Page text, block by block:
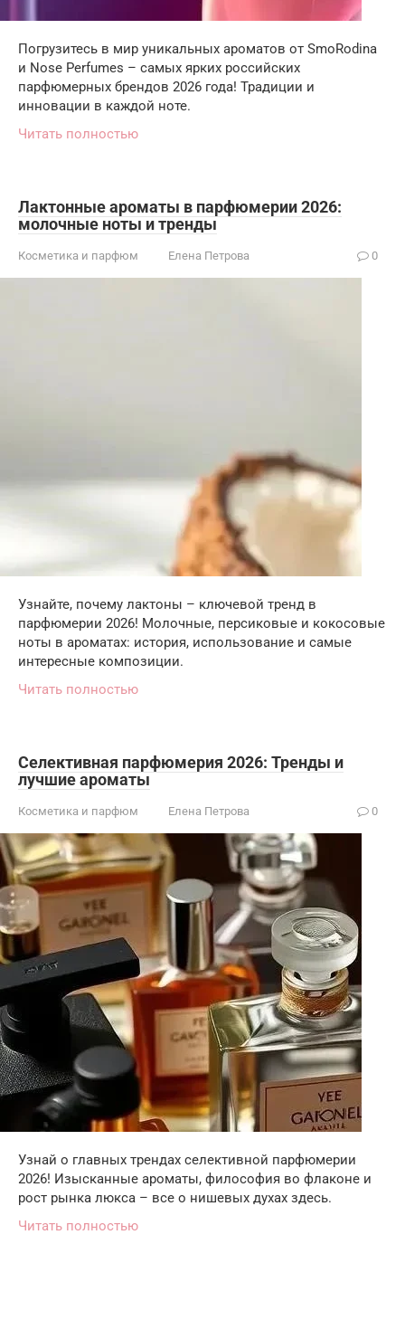
Погрузитесь в мир уникальных ароматов от SmoRodina
и Nose Perfumes – самых ярких российских
парфюмерных брендов 2026 года! Традиции и
инновации в каждой ноте.
Читать полностью
Лактонные ароматы в парфюмерии 2026:
молочные ноты и тренды
Косметика и парфюм Елена Петрова 0
Узнайте, почему лактоны – ключевой тренд в
парфюмерии 2026! Молочные, персиковые и кокосовые
ноты в ароматах: история, использование и самые
интересные композиции.
Читать полностью
Селективная парфюмерия 2026: Тренды и
лучшие ароматы
Косметика и парфюм Елена Петрова 0
Узнай о главных трендах селективной парфюмерии
2026! Изысканные ароматы, философия во флаконе и
рост рынка люкса – все о нишевых духах здесь.
Читать полностью